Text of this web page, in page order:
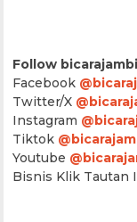
Follow
Facebook
Twitter/X
Instagram
Tiktok
Youtube
Bisnis Klik Tautan